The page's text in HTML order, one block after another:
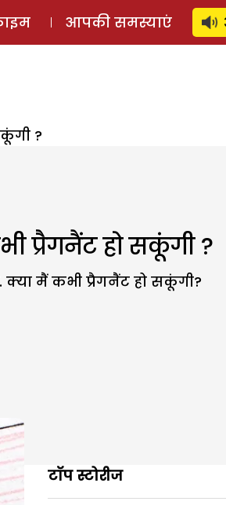
लॉग इन ⚲
आपकी समस्याएं
?
प्रैगनैंट हो सकूंगी ?
क्या मैं कभी प्रैगनैंट हो सकूंगी?
टॉप स्टोरीज